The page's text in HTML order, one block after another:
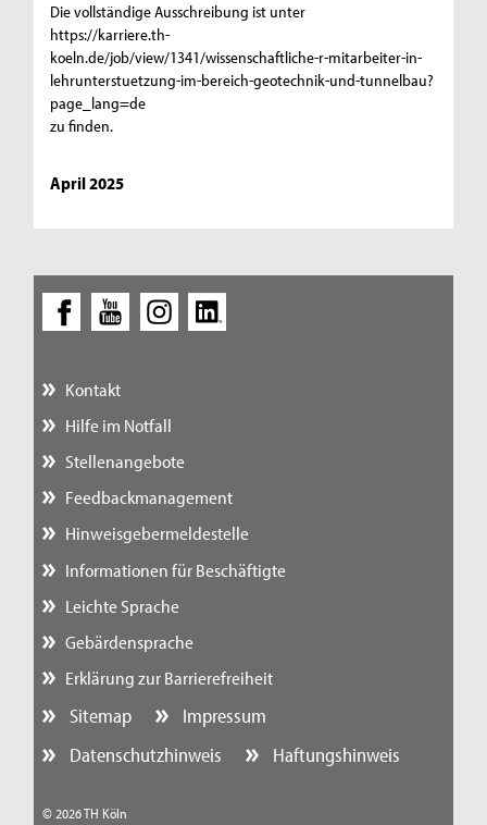
Die vollständige Ausschreibung ist unter
https://karriere.th-
koeln.de/job/view/1341/wissenschaftliche-r-mitarbeiter-in-
lehrunterstuetzung-im-bereich-geotechnik-und-tunnelbau?
page_lang=de
zu finden.
April 2025
Kontakt
Hilfe im Notfall
Stellenangebote
Feedbackmanagement
Hinweisgebermeldestelle
Informationen für Beschäftigte
Leichte Sprache
Gebärdensprache
Erklärung zur Barrierefreiheit
Sitemap
Impressum
Datenschutzhinweis
Haftungshinweis
© 2026 TH Köln